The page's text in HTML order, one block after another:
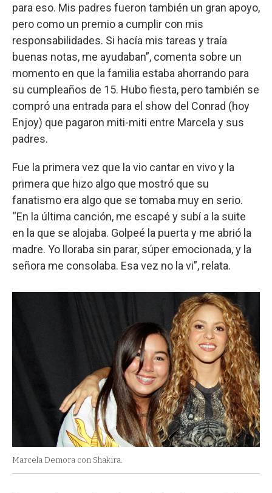
para eso. Mis padres fueron también un gran apoyo,
pero como un premio a cumplir con mis
responsabilidades. Si hacía mis tareas y traía
buenas notas, me ayudaban”, comenta sobre un
momento en que la familia estaba ahorrando para
su cumpleaños de 15. Hubo fiesta, pero también se
compró una entrada para el show del Conrad (hoy
Enjoy) que pagaron miti-miti entre Marcela y sus
padres.
Fue la primera vez que la vio cantar en vivo y la
primera que hizo algo que mostró que su
fanatismo era algo que se tomaba muy en serio.
“En la última canción, me escapé y subí a la suite
en la que se alojaba. Golpeé la puerta y me abrió la
madre. Yo lloraba sin parar, súper emocionada, y la
señora me consolaba. Esa vez no la vi”, relata.
Marcela Demora con Shakira.